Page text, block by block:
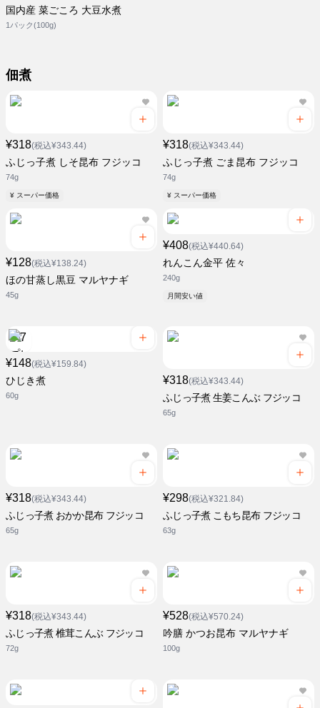
国内産 菜ごころ 大豆水煮
1パック(100g)
佃煮
¥318(税込¥343.44)
ふじっ子煮 しそ昆布 フジッコ
74g
¥ スーパー価格
¥318(税込¥343.44)
ふじっ子煮 ごま昆布 フジッコ
74g
¥ スーパー価格
¥128(税込¥138.24)
ほの甘蒸し黒豆 マルヤナギ
45g
¥408(税込¥440.64)
れんこん金平 佐々
240g
月間安い値
¥148(税込¥159.84)
ひじき煮
60g
¥318(税込¥343.44)
ふじっ子煮 生姜こんぶ フジッコ
65g
¥318(税込¥343.44)
ふじっ子煮 おかか昆布 フジッコ
65g
¥298(税込¥321.84)
ふじっ子煮 こもち昆布 フジッコ
63g
¥318(税込¥343.44)
ふじっ子煮 椎茸こんぶ フジッコ
72g
¥528(税込¥570.24)
吟膳 かつお昆布 マルヤナギ
100g